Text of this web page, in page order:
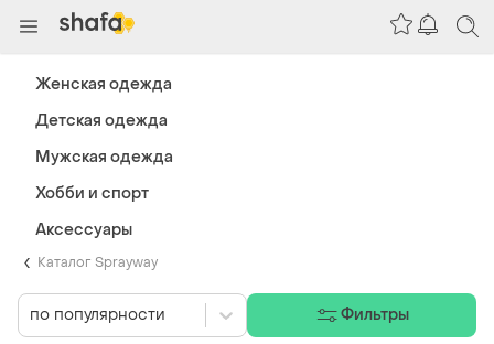
Каталог Sprayway
по популярности Фильтры
Женская одежда
Детская одежда
Мужская одежда
Хобби и спорт
Аксессуары